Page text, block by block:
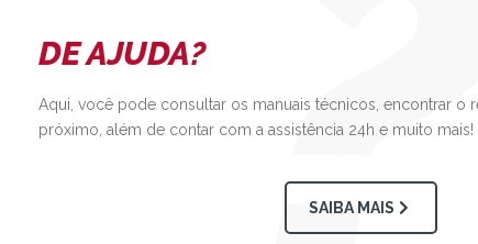
DE AJUDA?
Aqui, você pode consultar os manuais técnicos, encontrar o
próximo, além de contar com a assistência 24h e muito mais!
SAIBA MAIS